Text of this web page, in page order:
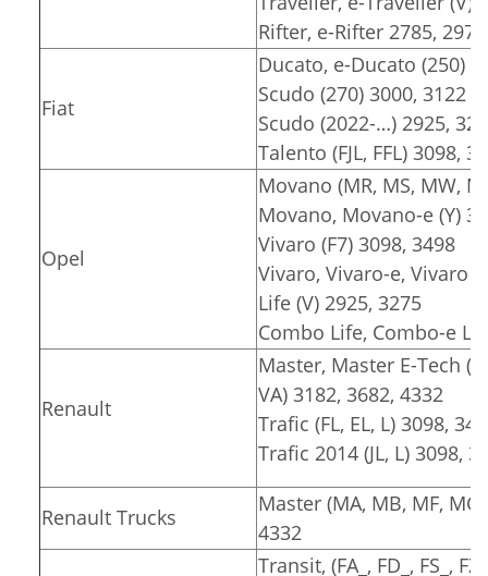
Rifter, e-Rifter 2785, 2975
Fiat
Ducato, e-Ducato (250)
Scudo (270) 3000, 3122
Scudo (2022-…) 2925,
Talento (FJL, FFL) 3098,
Opel
Movano (MR, MS, MW,
Movano, Movano-e (Y)
Vivaro (F7) 3098, 3498
Vivaro, Vivaro-e, Vivaro
Life (V) 2925, 3275
Combo Life, Combo-e
Renault
Master, Master E-Tech
VA) 3182, 3682, 4332
Trafic (FL, EL, L) 3098,
Trafic 2014 (JL, L) 3098,
Renault Trucks
Master (MA, MB, MF,
4332
Transit, (FA_, FD_, FS_,